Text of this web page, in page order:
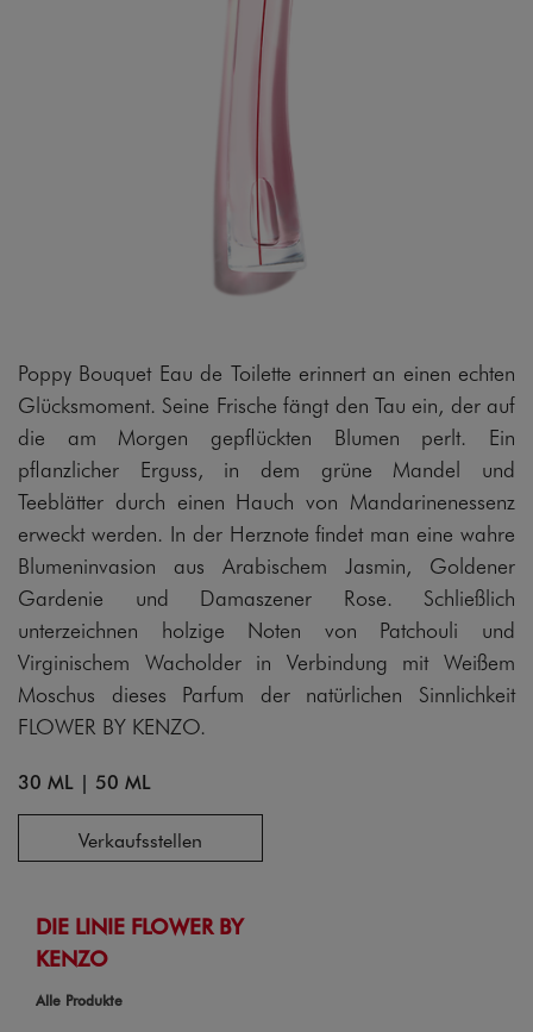
Poppy Bouquet Eau de Toilette erinnert an einen echten
Glücksmoment. Seine Frische fängt den Tau ein, der auf
die am Morgen gepflückten Blumen perlt. Ein
pflanzlicher Erguss, in dem grüne Mandel und
Teeblätter durch einen Hauch von Mandarinenessenz
erweckt werden. In der Herznote findet man eine wahre
Blumeninvasion aus Arabischem Jasmin, Goldener
Gardenie und Damaszener Rose. Schließlich
unterzeichnen holzige Noten von Patchouli und
Virginischem Wacholder in Verbindung mit Weißem
Moschus dieses Parfum der natürlichen Sinnlichkeit
FLOWER BY KENZO.
30 ML | 50 ML
Verkaufsstellen
DIE LINIE FLOWER BY
KENZO
Alle Produkte